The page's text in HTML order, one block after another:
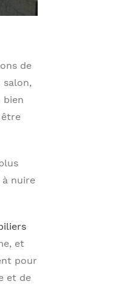
de
salon,
bien
nuire
et
pour
et de